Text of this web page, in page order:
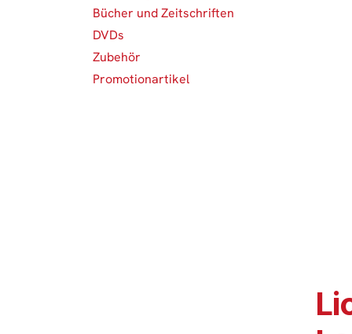
Bücher und Zeitschriften
DVDs
Zubehör
Promotionartikel